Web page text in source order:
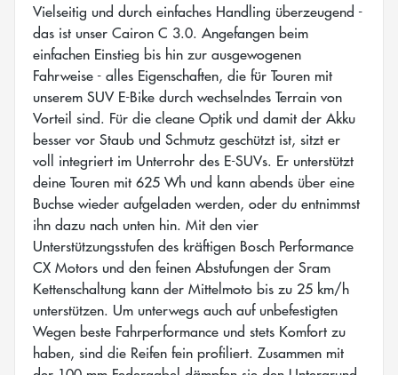
Vielseitig und durch einfaches Handling überzeugend -
das ist unser Cairon C 3.0. Angefangen beim
einfachen Einstieg bis hin zur ausgewogenen
Fahrweise - alles Eigenschaften, die für Touren mit
unserem SUV E-Bike durch wechselndes Terrain von
Vorteil sind. Für die cleane Optik und damit der Akku
besser vor Staub und Schmutz geschützt ist, sitzt er
voll integriert im Unterrohr des E-SUVs. Er unterstützt
deine Touren mit 625 Wh und kann abends über eine
Buchse wieder aufgeladen werden, oder du entnimmst
ihn dazu nach unten hin. Mit den vier
Unterstützungsstufen des kräftigen Bosch Performance
CX Motors und den feinen Abstufungen der Sram
Kettenschaltung kann der Mittelmoto bis zu 25 km/h
unterstützen. Um unterwegs auch auf unbefestigten
Wegen beste Fahrperformance und stets Komfort zu
haben, sind die Reifen fein profiliert. Zusammen mit